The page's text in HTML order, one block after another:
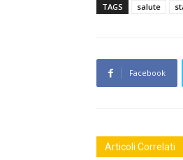
TAGS salute
Facebook
Articoli Correlati